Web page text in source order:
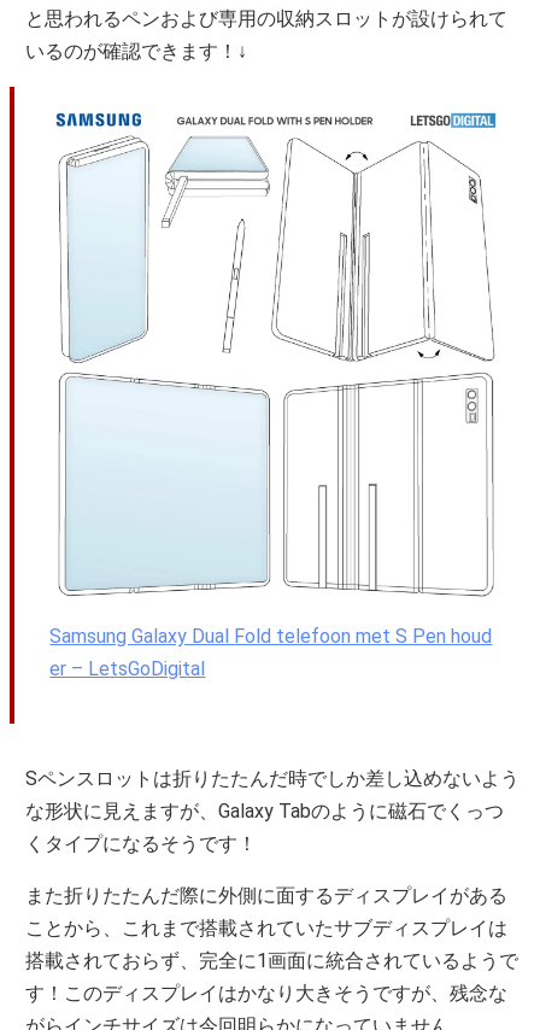
と思われるペンおよび専用の収納スロットが設けられて
いるのが確認できます！↓
Samsung Galaxy Dual Fold telefoon met S Pen houd
er – LetsGoDigital
Sペンスロットは折りたたんだ時でしか差し込めないよう
な形状に見えますが、Galaxy Tabのように磁石でくっつ
くタイプになるそうです！
また折りたたんだ際に外側に面するディスプレイがある
ことから、これまで搭載されていたサブディスプレイは
搭載されておらず、完全に1画面に統合されているようで
す！このディスプレイはかなり大きそうですが、残念な